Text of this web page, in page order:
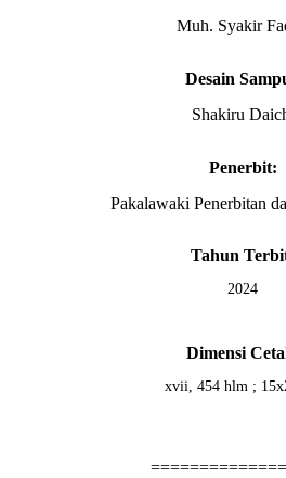
Muh. Syakir
Desain
Shakiru
Penerbit:
Pakalawaki Penerbitan
Tahun
2024
Dimensi
xvii, 454 hlm ; 15